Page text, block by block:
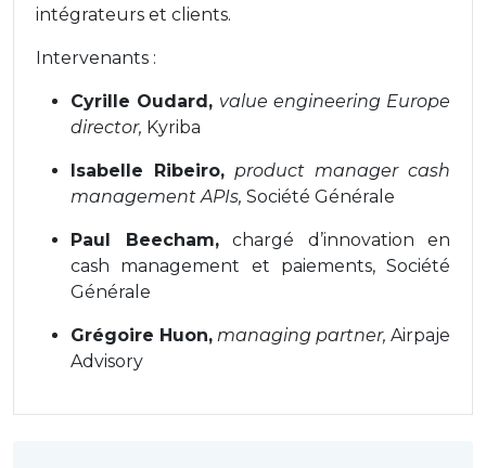
intégrateurs et clients.
Intervenants :
Cyrille Oudard, value engineering Europe
director, Kyriba
Isabelle Ribeiro, product manager cash
management APIs, Société Générale
Paul Beecham,chargé d’innovation en
cash management et paiements, Société
Générale
Grégoire Huon, managing partner, Airpaje
Advisory